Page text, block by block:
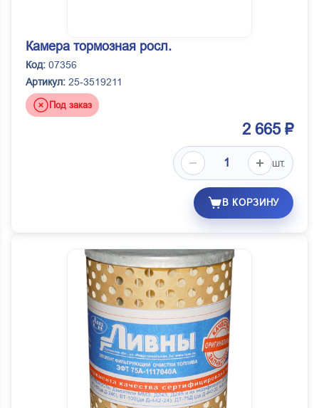
Камера тормозная росл.
Код: 07356
Артикул: 25-3519211
Под заказ
2 665 ₽
шт.
В КОРЗИНУ